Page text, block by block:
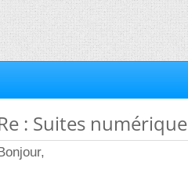
: Suites